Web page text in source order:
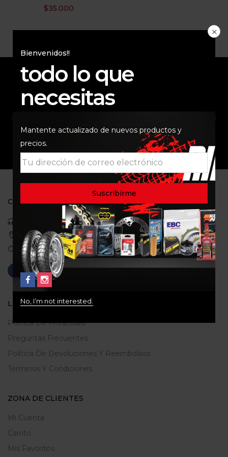
$35.000
Bienvenidos!!
todo lo que
necesitas
Mantente actualizado de nuevos productos y
precios.
No, I’m not interested.
ENVÍO RAPIDO Y
SEGURO
COMUNIDAD
CONTACTO
Celular: 3113422933
Medellin, Colombia
Correo: gerencia@ridershouse.co
LEGALES
Politica De Privacidad
Preguntas Frecuentes
Política De Devoluciones Y Reembolsos
Terminos Y Condiciones
ZONA DE CLIENTES
Mi Cuenta
Carrito
Mis Favoritos